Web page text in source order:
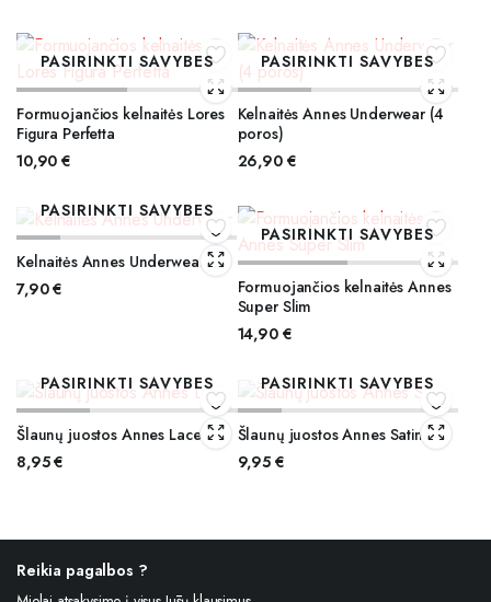
PASIRINKTI SAVYBES
Formuojančios kelnaitės Lores
Figura Perfetta
10,90€
PASIRINKTI SAVYBES
Kelnaitės Annes Underwear (4
poros)
26,90 €
PASIRINKTI SAVYBES
Kelnaitės Annes Underwear
7,90€
PASIRINKTI SAVYBES
Formuojančios kelnaitės Annes
Super Slim
14,90 €
PASIRINKTI SAVYBES
Šlaunų juostos Annes Lace
8,95€
PASIRINKTI SAVYBES
Šlaunų juostos Annes Satin
9,95 €
Reikia pagalbos ?